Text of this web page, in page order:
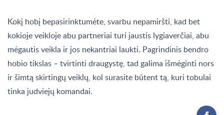
Kokį hobį bepasirinktumėte, svarbu nepamiršti, kad bet
kokioje veikloje abu partneriai turi jaustis lygiaverčiai, abu
mėgautis veikla ir jos nekantriai laukti. Pagrindinis bendro
hobio tikslas – tvirtinti draugystę, tad galima išmėginti nors
ir šimtą skirtingų veiklų, kol surasite būtent tą, kuri tobulai
tinka judviejų komandai.